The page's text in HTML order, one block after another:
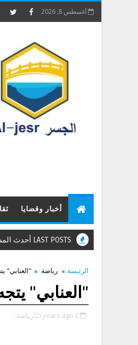
أغسطس 8, 2026
أخبار وقضايا
LAST POSTS أحدث المشاركات
الرئيسة رياضة "العنابي"
"العنابي"
2 years ago رياضة,